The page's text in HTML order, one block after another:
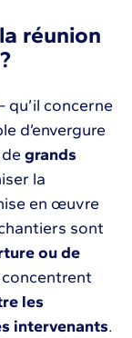
réunion
concerne
d’envergure
grands
la
en œuvre
sont
ou de
les
intervenants.